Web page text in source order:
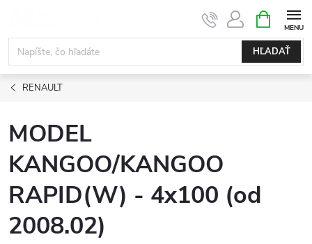
obsah
HĽADAŤ
KOŠÍK
RENAULT
MODEL
KANGOO/KANGOO
RAPID(W) - 4x100 (od
2008.02)